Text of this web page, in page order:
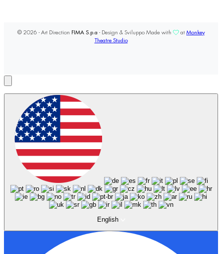
© 2026 - Art Direction FIMA S.p.a - Design & Sviluppo Made with at Monkey
Theatre Studio
English